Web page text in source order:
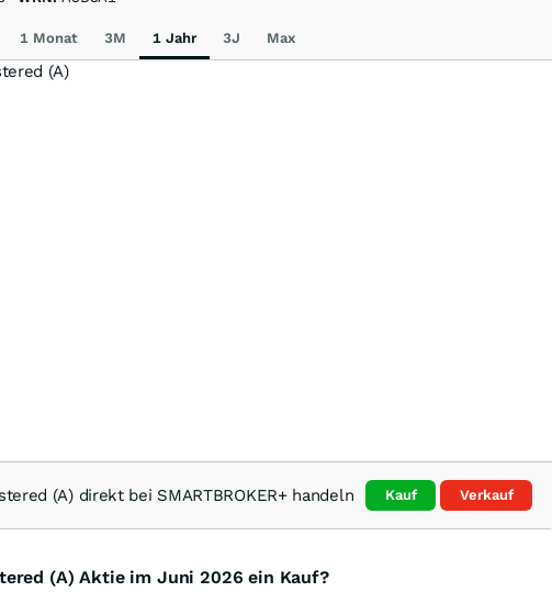
1 Monat 3M 1 Jahr 3J Max
(A) direkt bei SMARTBROKER+ handeln Kauf Verkauf
(A) Aktie im Juni 2026 ein Kauf?